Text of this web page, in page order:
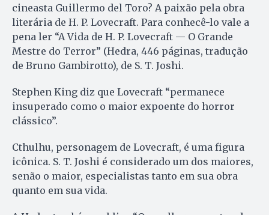
cineasta Guillermo del Toro? A paixão pela obra
literária de H. P. Lovecraft. Para conhecê-lo vale a
pena ler “A Vida de H. P. Lovecraft — O Grande
Mestre do Terror” (Hedra, 446 páginas, tradução
de Bruno Gambirotto), de S. T. Joshi.
Stephen King diz que Lovecraft “permanece
insuperado como o maior expoente do horror
clássico”.
Cthulhu, personagem de Lovecraft, é uma figura
icônica. S. T. Joshi é considerado um dos maiores,
senão o maior, especialistas tanto em sua obra
quanto em sua vida.